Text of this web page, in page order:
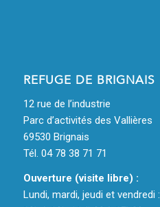
REFUGE DE BRIGNAIS
12 rue de l’industrie
Parc d’activités des Vallières
69530 Brignais
Tél. 04 78 38 71 71
Ouverture (visite libre) :
Lundi, mardi, jeudi et vendredi :